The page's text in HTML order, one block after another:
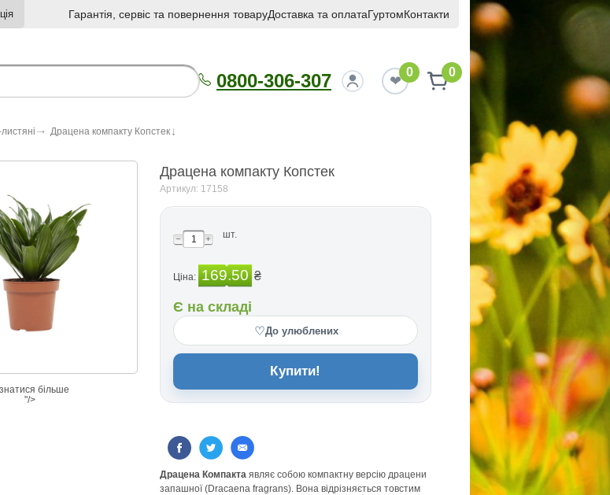
Гарантія, сервіс та повернення товаруДоставка та оплатаГуртомКонтакти
0800-306-307 0 0
Драцена компакту Копстек
більше
"/>
Драцена компакту Копстек
Артикул: 17158
шт.
Ціна: 169.50 ₴
Є на складі
♡До улюблених
Купити!
Драцена Компакта являє собою компактну версію драцени
запашної (Dracaena fragrans). Вона відрізняється товстим